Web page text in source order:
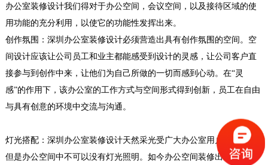
办公室装修设计我们得对于办公空间，会议空间，以及接待区域的使
用功能的充分利用，以使它的功能性发挥出来。
创作氛围： 深圳办公室装修设计必须营造出具有创作氛围的空间。空
间设计应该让公司员工和业主都能感受到设计的灵感，让公司客户直
接参与到创作中来，让他们为自己所做的一切而感到心动。在“灵
感”的作用下，该办公室的工作方式与空间形式得到创新，员工在自由
与具有创意的环境中交流与沟通。
灯光搭配： 深圳办公室装修设计天然采光受广大办公室用户的喜爱，
但是办公空间中不可以没有灯光照明。如今办公空间装修出现了一种